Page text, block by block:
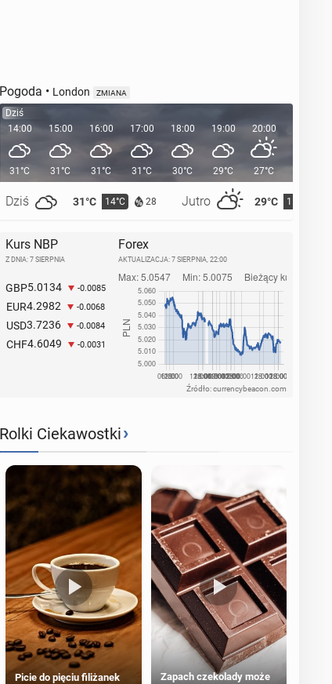
Pogoda • London ZMIANA
Dziś
14:00
31°C
Dziś 31°C 14°C 28 Jutro 29°C 15°C
15:00
31°C
16:00
31°C
17:00
31°C
18:00
30°C
19:00
29°C
20:00
27°C
Kurs NBP
Z DNIA: 7 SIERPNIA
GBP5.0134 -0.0085
EUR4.2982 -0.0068
USD3.7236 -0.0084
CHF4.6049 -0.0031
Forex
AKTUALIZACJA: 7 SIERPNIA, 22:00
Źródło: currencybeacon.com
Rolki Ciekawostki›
Picie do pięciu filiżanek
Zapach czekolady może